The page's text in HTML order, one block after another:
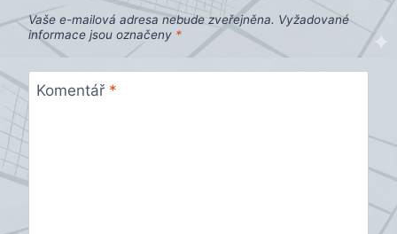
Vaše e-mailová adresa nebude zveřejněna. Vyžadované
informace jsou označeny *
Komentář *